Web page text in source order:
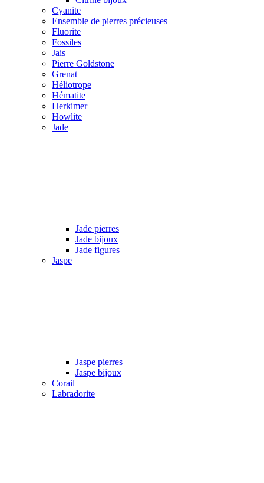
Cyanite
Ensemble de pierres précieuses
Fluorite
Fossiles
Jais
Pierre Goldstone
Grenat
Héliotrope
Hématite
Herkimer
Howlite
Jade
Jade pierres
Jade bijoux
Jade figures
Jaspe
Jaspe pierres
Jaspe bijoux
Corail
Labradorite